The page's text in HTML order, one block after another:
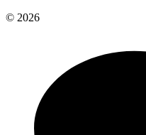
© 2026